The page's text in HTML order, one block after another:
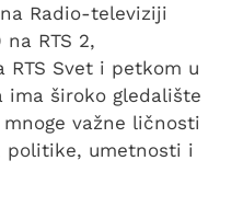
Radio-televiziji
RTS 2,
RTS Svet i petkom u
ima široko gledalište
važne ličnosti
politike, umetnosti i